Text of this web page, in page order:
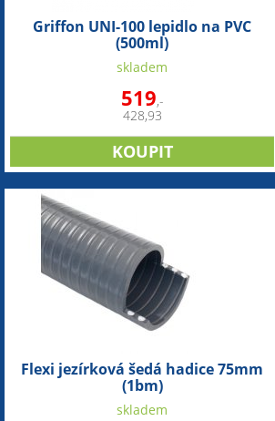
Griffon UNI-100 lepidlo na PVC
(500ml)
skladem
519,-
428,93
Flexi jezírková šedá hadice 75mm
(1bm)
skladem